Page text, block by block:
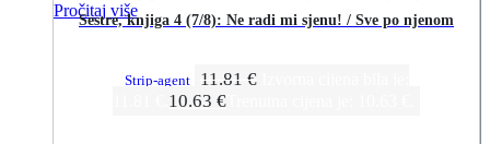
Pročitaj više
Sestre, knjiga 4 (7/8): Ne radi mi sjenu! / Sve po njenom
Strip-agent 11.81 €
10.63 €